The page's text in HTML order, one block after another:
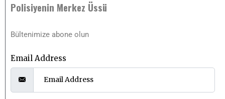
Polisiyenin Merkez Üssü
Bültenimize abone olun
Email Address